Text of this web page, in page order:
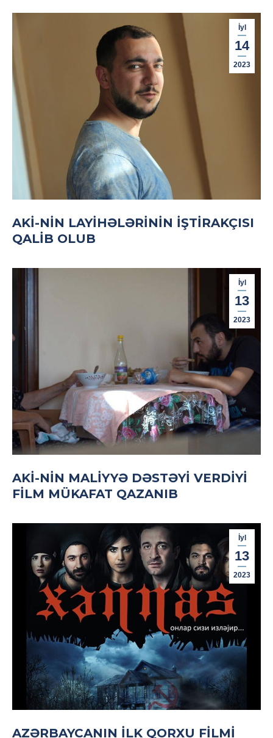
İyl
14
2023
AKİ-NIN LAYIHƏLƏRININ IŞTIRAKÇISI
QALIB OLUB
İyl
13
2023
AKİ-NIN MALIYYƏ DƏSTƏYI VERDIYI
FILM MÜKAFAT QAZANIB
İyl
13
2023
AZƏRBAYCANIN ILK QORXU FILMI